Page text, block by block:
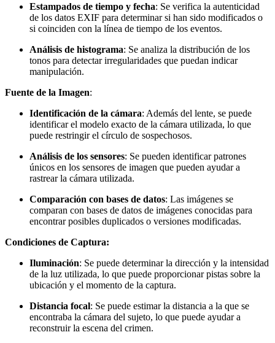
Estampados de tiempo y fecha: Se verifica la autenticidad
de los datos EXIF para determinar si han sido modificados o
si coinciden con la línea de tiempo de los eventos.
Análisis de histograma: Se analiza la distribución de los
tonos para detectar irregularidades que puedan indicar
manipulación.
Fuente de la Imagen:
Identificación de la cámara: Además del lente, se puede
identificar el modelo exacto de la cámara utilizada, lo que
puede restringir el círculo de sospechosos.
Análisis de los sensores: Se pueden identificar patrones
únicos en los sensores de imagen que pueden ayudar a
rastrear la cámara utilizada.
Comparación con bases de datos: Las imágenes se
comparan con bases de datos de imágenes conocidas para
encontrar posibles duplicados o versiones modificadas.
Condiciones de Captura:
Iluminación: Se puede determinar la dirección y la intensidad
de la luz utilizada, lo que puede proporcionar pistas sobre la
ubicación y el momento de la captura.
Distancia focal: Se puede estimar la distancia a la que se
encontraba la cámara del sujeto, lo que puede ayudar a
reconstruir la escena del crimen.